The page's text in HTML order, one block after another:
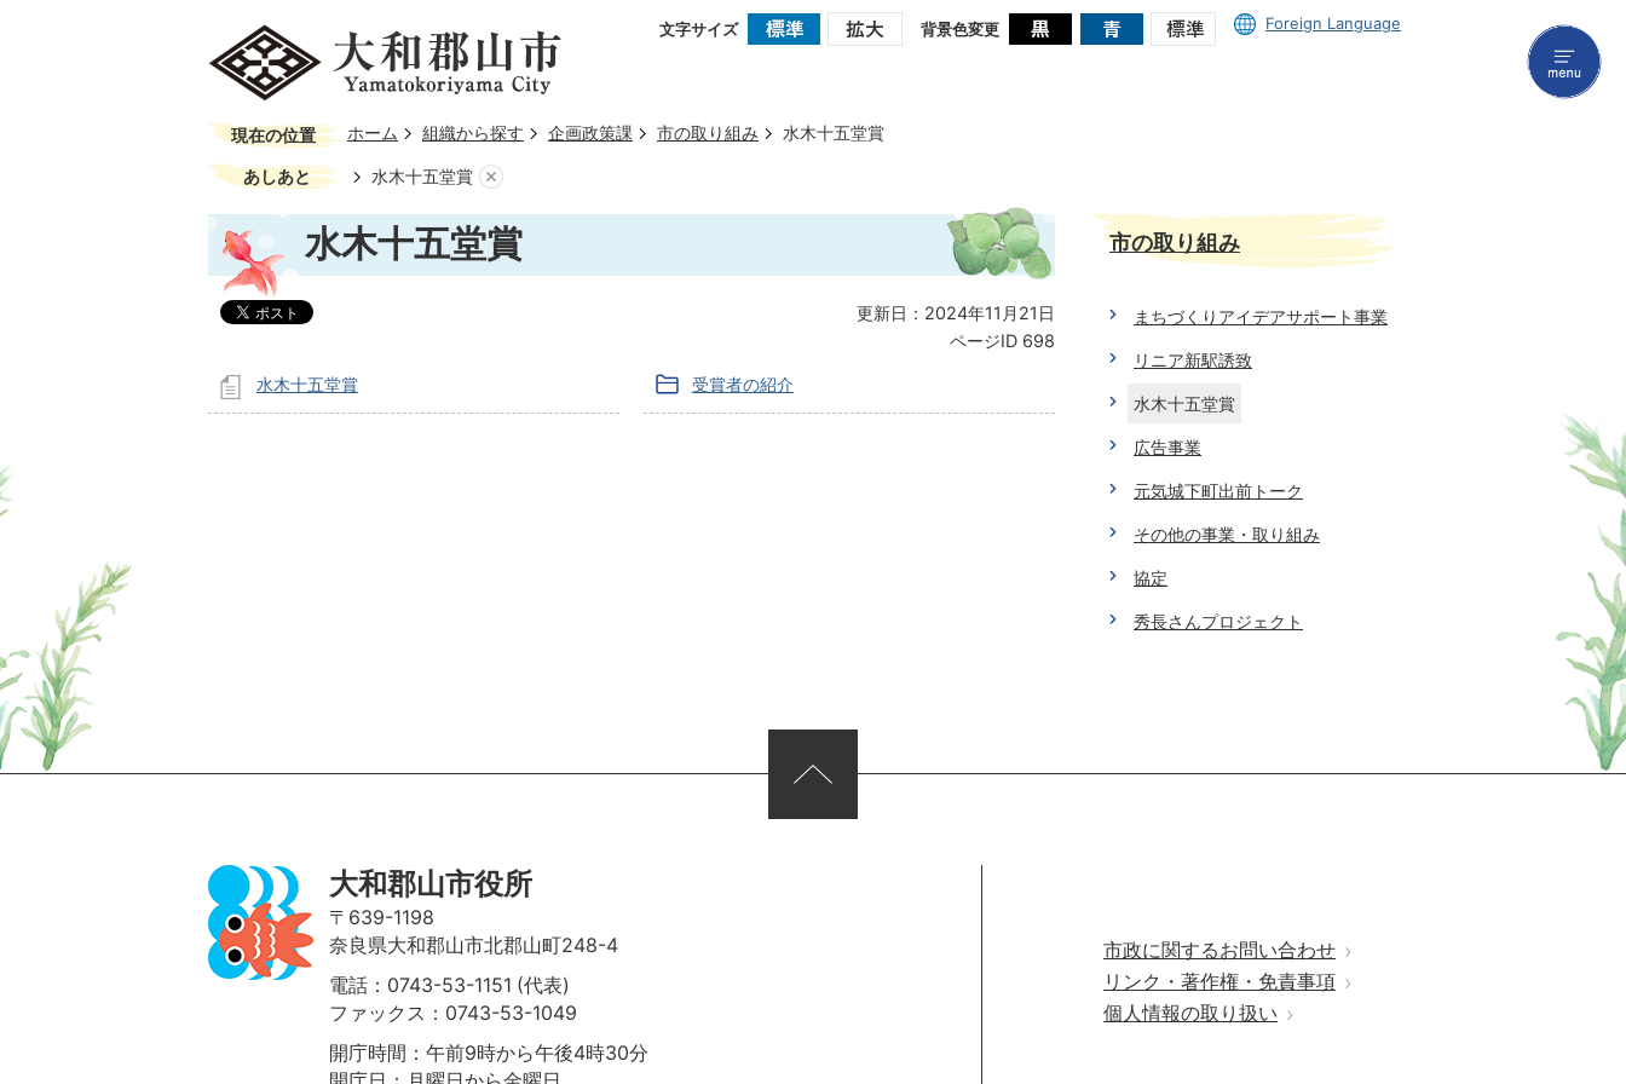
文字サイズ 背景色変更 Foreign Language
現在の位置 ホーム 組織から探す 企画政策課 市の取り組み 水木十五堂賞
あしあと 水木十五堂賞
水木十五堂賞
更新日：2024年11月21日
ページID 698
水木十五堂賞 受賞者の紹介
市の取り組み
まちづくりアイデアサポート事業
リニア新駅誘致
水木十五堂賞
広告事業
元気城下町出前トーク
その他の事業・取り組み
協定
秀長さんプロジェクト
大和郡山市役所
〒639-1198
奈良県大和郡山市北郡山町248-4
電話：0743-53-1151 (代表)
ファックス：0743-53-1049
開庁時間：午前9時から午後4時30分
市政に関するお問い合わせ
リンク・著作権・免責事項
個人情報の取り扱い